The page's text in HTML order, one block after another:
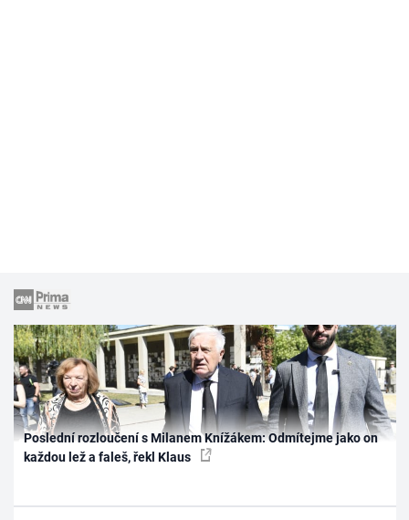
Poslední rozloučení s Milanem Knížákem: Odmítejme jako on
každou lež a faleš, řekl Klaus